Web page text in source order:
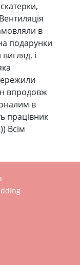
в
подарунки
і
впродовж
в
працівник
Всім